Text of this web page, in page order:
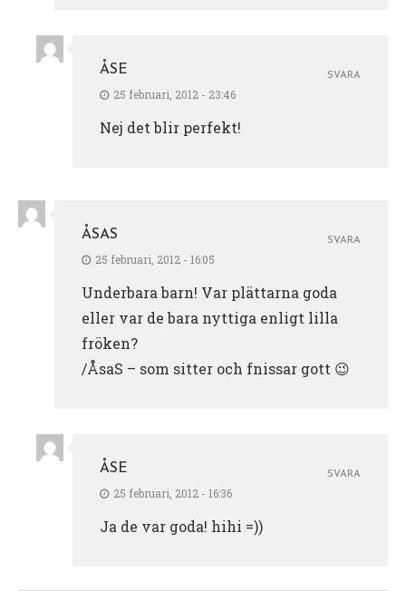
ÅSE
25 februari, 2012 - 23:46
Nej det blir perfekt!
SVARA
ÅSAS
25 februari, 2012 - 16:05
Underbara barn! Var plättarna goda
eller var de bara nyttiga enligt lilla
fröken?
/ÅsaS – som sitter och fnissar gott 😉
SVARA
ÅSE
25 februari, 2012 - 16:36
Ja de var goda! hihi =))
SVARA